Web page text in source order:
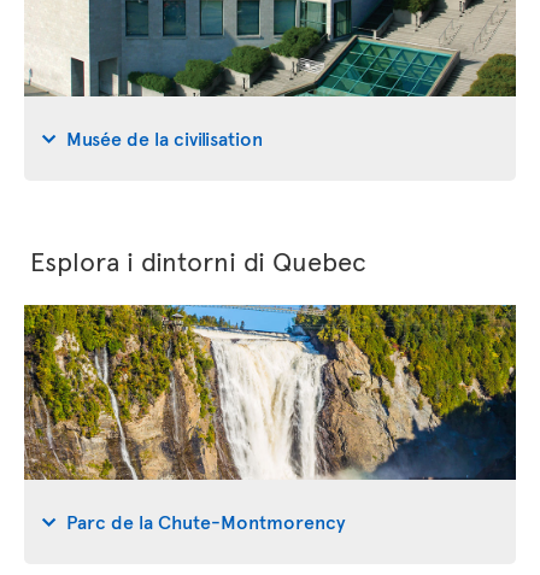
Musée de la civilisation
Esplora i dintorni di Quebec
Parc de la Chute-Montmorency